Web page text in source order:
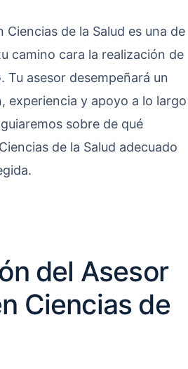
de la Salud es una de
camino cara la realización de
Tu asesor desempeñará un
experiencia y apoyo a lo largo
sobre de qué
de la Salud adecuado
del Asesor
Ciencias de